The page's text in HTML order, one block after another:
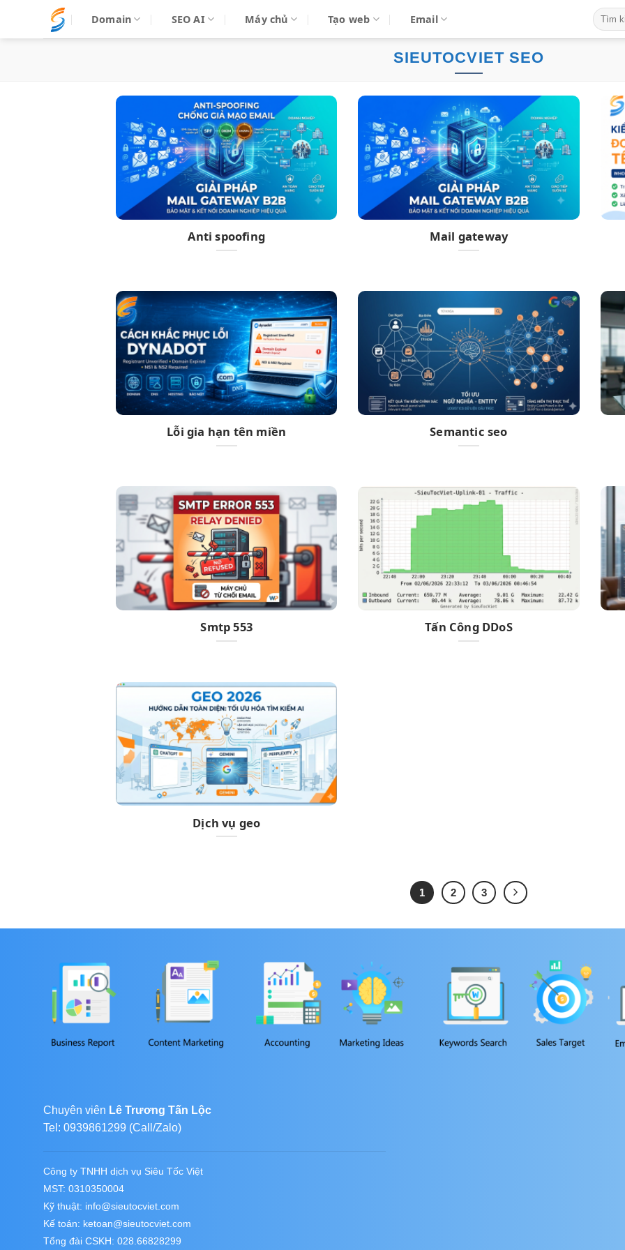
Domain SEO AI Máy chủ Tạo web Email
SIEUTOCVIET SEO
Anti spoofing Mail gateway
Lỗi gia hạn tên miền Semantic seo
Smtp 553 Tấn Công DDoS
Dịch vụ geo
1 2 3
Chuyên viên Lê Trương Tấn Lộc
Tel: 0939861299 (Call/Zalo)
Công ty TNHH dịch vụ Siêu Tốc Việt
MST: 0310350004
Kỹ thuật: info@sieutocviet.com
Kế toán: ketoan@sieutocviet.com
Tổng đài CSKH: 028.66828299